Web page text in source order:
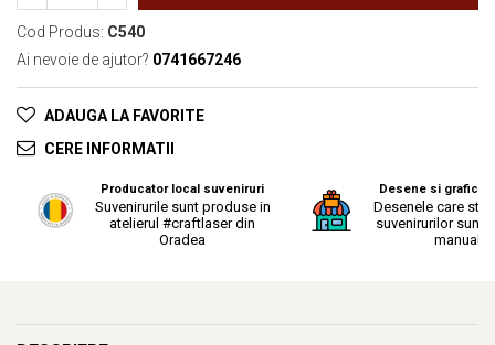
Cod Produs: C540
Ai nevoie de ajutor? 0741667246
ADAUGA LA FAVORITE
CERE INFORMATII
Producator local suveniruri
Suvenirurile sunt produse in
atelierul #craftlaser din
Oradea
Desene si grafica
Desenele care
suvenirurilor sunt
manual.